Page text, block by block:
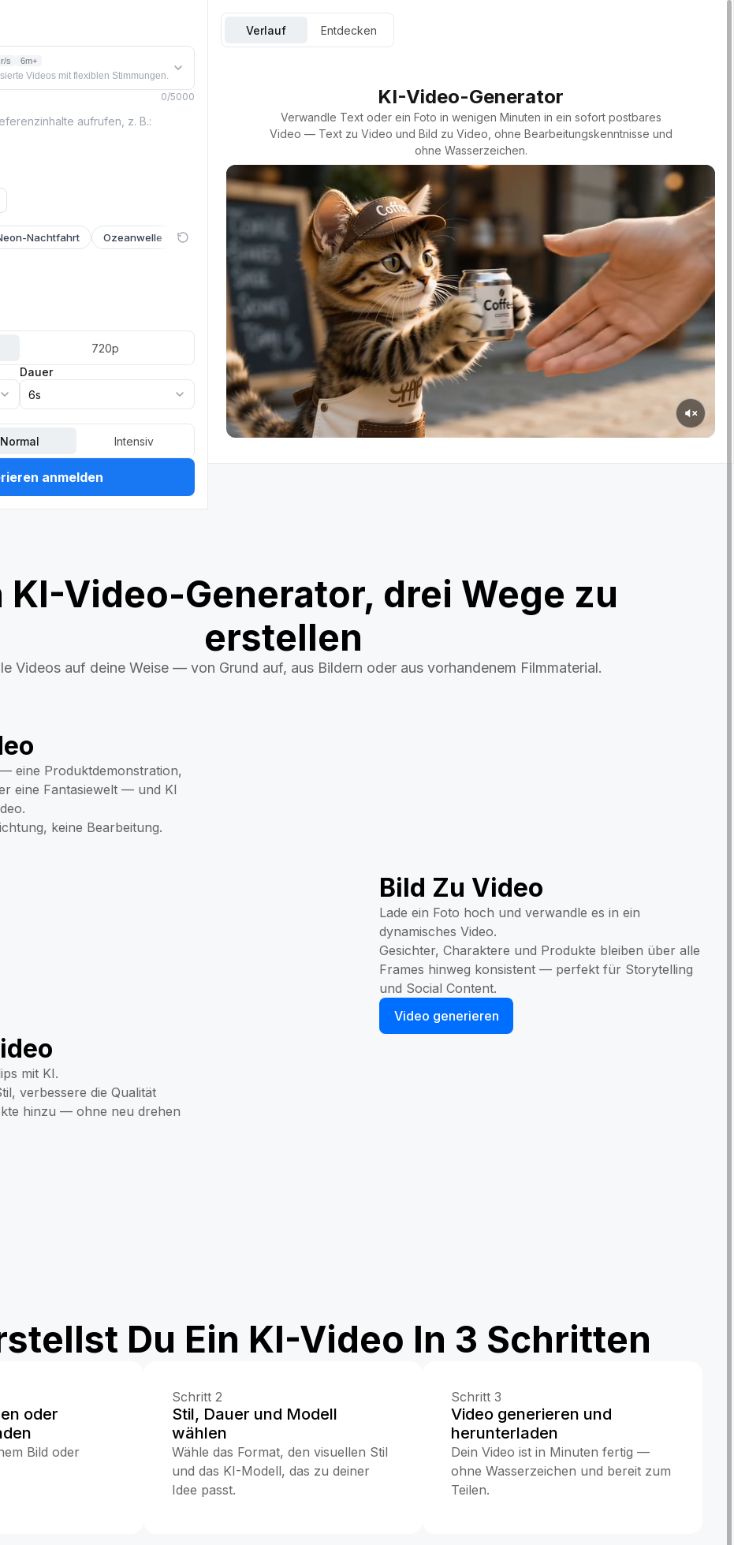
Verlauf Entdecken
KI-Video-Generator
Verwandle Text oder ein Foto in wenigen Minuten in ein sofort postbares
Video — Text zu Video und Bild zu Video, ohne Bearbeitungskenntnisse und
ohne Wasserzeichen.
s 6m+
Videos mit flexiblen Stimmungen.
0/5000
Nachtfahrt Ozeanwelle Kirschblüte Galaxie-Flythrough Gemütlicher Regen Adlerflug Straße der 1920er
720p
Dauer
6s
Normal Intensiv
anmelden
KI-Video-Generator, drei Wege zu
erstellen
Videos auf deine Weise — von Grund auf, aus Bildern oder aus vorhandenem Filmmaterial.
eine Produktdemonstration,
eine Fantasiewelt — und KI
keine Bearbeitung.
Bild Zu Video
Lade ein Foto hoch und verwandle es in ein
dynamisches Video.
Gesichter, Charaktere und Produkte bleiben über alle
Frames hinweg konsistent — perfekt für Storytelling
und Social Content.
Video generieren
mit KI.
verbessere die Qualität
hinzu — ohne neu drehen
Du Ein KI-Video In 3 Schritten
oder
Bild oder
Schritt 2
Stil, Dauer und Modell
wählen
Wähle das Format, den visuellen Stil
und das KI-Modell, das zu deiner
Idee passt.
Schritt 3
Video generieren und
herunterladen
Dein Video ist in Minuten fertig —
ohne Wasserzeichen und bereit zum
Teilen.